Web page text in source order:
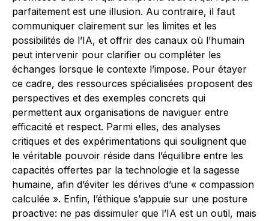
parfaitement est une illusion. Au contraire, il faut
communiquer clairement sur les limites et les
possibilités de l’IA, et offrir des canaux où l’humain
peut intervenir pour clarifier ou compléter les
échanges lorsque le contexte l’impose. Pour étayer
ce cadre, des ressources spécialisées proposent des
perspectives et des exemples concrets qui
permettent aux organisations de naviguer entre
efficacité et respect. Parmi elles, des analyses
critiques et des expérimentations qui soulignent que
le véritable pouvoir réside dans l’équilibre entre les
capacités offertes par la technologie et la sagesse
humaine, afin d’éviter les dérives d’une « compassion
calculée ». Enfin, l’éthique s’appuie sur une posture
proactive: ne pas dissimuler que l’IA est un outil, mais